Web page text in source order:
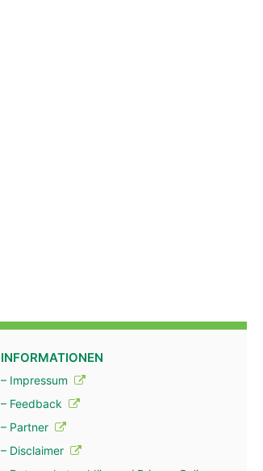
INFORMATIONEN
– Impressum
– Feedback
– Partner
– Disclaimer